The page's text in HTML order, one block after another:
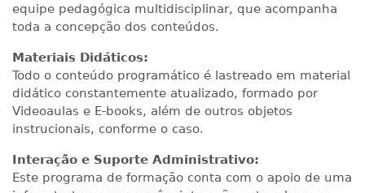
equipe pedagógica multidisciplinar, que acompanha
toda a concepção dos conteúdos.
Materiais Didáticos:
Todo o conteúdo programático é lastreado em material
didático constantemente atualizado, formado por
Videoaulas e E-books, além de outros objetos
instrucionais, conforme o caso.
Interação e Suporte Administrativo:
Este programa de formação conta com o apoio de uma